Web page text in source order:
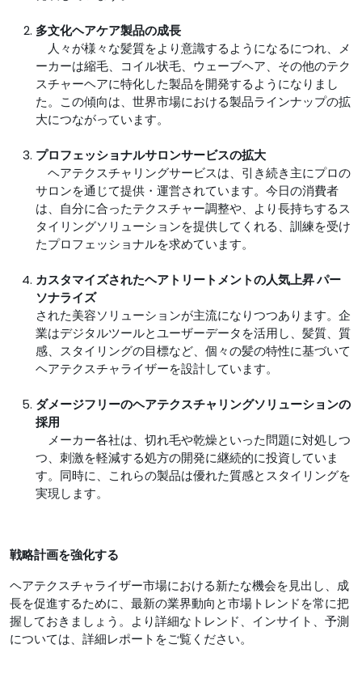
多文化ヘアケア製品の成長
人々が様々な髪質をより意識するようになるにつれ、メ
ーカーは縮毛、コイル状毛、ウェーブヘア、その他のテク
スチャーヘアに特化した製品を開発するようになりまし
た。この傾向は、世界市場における製品ラインナップの拡
大につながっています。
プロフェッショナルサロンサービスの拡大
ヘアテクスチャリングサービスは、引き続き主にプロの
サロンを通じて提供・運営されています。今日の消費者
は、自分に合ったテクスチャー調整や、より長持ちするス
タイリングソリューションを提供してくれる、訓練を受け
たプロフェッショナルを求めています。
カスタマイズされたヘアトリートメントの人気上昇 パー
ソナライズ
された美容ソリューションが主流になりつつあります。企
業はデジタルツールとユーザーデータを活用し、髪質、質
感、スタイリングの目標など、個々の髪の特性に基づいて
ヘアテクスチャライザーを設計しています。
ダメージフリーのヘアテクスチャリングソリューションの
採用
メーカー各社は、切れ毛や乾燥といった問題に対処しつ
つ、刺激を軽減する処方の開発に継続的に投資していま
す。同時に、これらの製品は優れた質感とスタイリングを
実現します。
戦略計画を強化する
ヘアテクスチャライザー市場における新たな機会を見出し、成
長を促進するために、最新の業界動向と市場トレンドを常に把
握しておきましょう。より詳細なトレンド、インサイト、予測
については、詳細レポートをご覧ください。